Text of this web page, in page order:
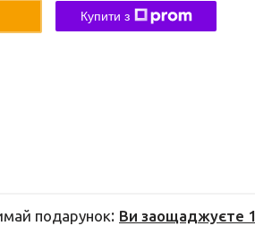
Купити з
подарунок Ви заощаджуєте